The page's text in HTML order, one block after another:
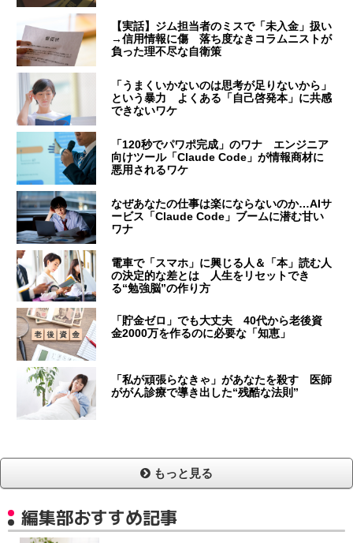
【実話】ジム担当者のミスで「未入金」扱い
→信用情報に傷 落ち度なきコラムニストが
負った理不尽な自衛策
「うまくいかないのは思考が足りないから」
という暴力 よくある「自己啓発本」に共感
できないワケ
「120秒でパワポ完成」のワナ エンジニア
向けツール「Claude Code」が情報商材に
悪用されるワケ
なぜあなたの仕事は楽にならないのか…AIサ
ービス「Claude Code」ブームに潜む甘い
ワナ
電車で「スマホ」に興じる人＆「本」読む人
の決定的な差とは 人生をリセットでき
る“勉強脳”の作り方
「貯金ゼロ」でも大丈夫 40代から老後資
金2000万を作るのに必要な「知恵」
「私が頑張らなきゃ」があなたを殺す 医師
ががん診療で導き出した“残酷な法則”
もっと見る
編集部おすすめ記事